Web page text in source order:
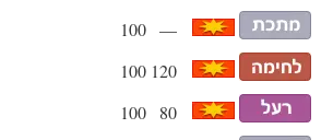
—
100
120
100
80
100